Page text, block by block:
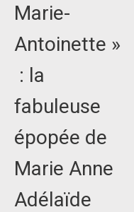
Marie-
Antoinette »
: la
fabuleuse
épopée de
Marie Anne
Adélaïde